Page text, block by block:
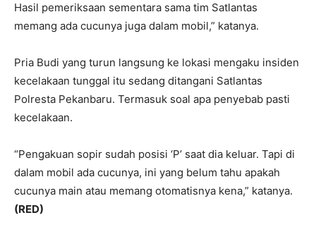
Hasil pemeriksaan sementara sama tim Satlantas
memang ada cucunya juga dalam mobil,” katanya.
Pria Budi yang turun langsung ke lokasi mengaku insiden
kecelakaan tunggal itu sedang ditangani Satlantas
Polresta Pekanbaru. Termasuk soal apa penyebab pasti
kecelakaan.
“Pengakuan sopir sudah posisi ‘P’ saat dia keluar. Tapi di
dalam mobil ada cucunya, ini yang belum tahu apakah
cucunya main atau memang otomatisnya kena,” katanya.
(RED)